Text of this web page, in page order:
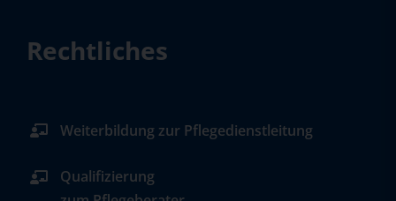
Rechtliches
Weiterbildung zur Pflegedienstleitung
Qualifizierung